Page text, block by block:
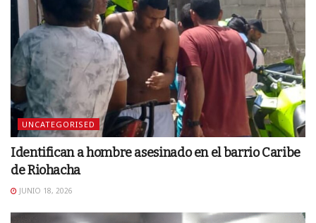
UNCATEGORISED
Identifican a hombre asesinado en el barrio Caribe
de Riohacha
JUNIO 18, 2026